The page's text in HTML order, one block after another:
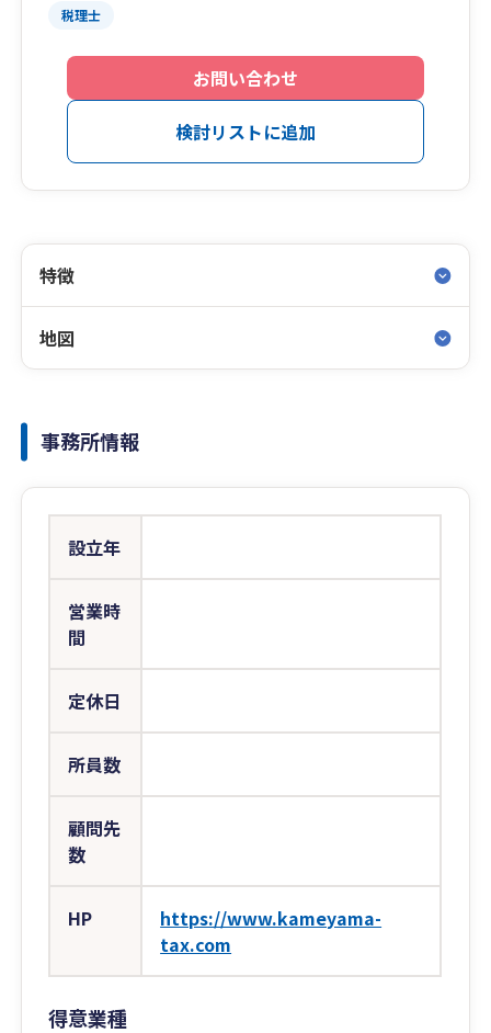
税理士
お問い合わせ
検討リストに追加
特徴
地図
事務所情報
設立年
営業時
間
定休日
所員数
顧問先
数
HP
https://www.kameyama-
tax.com
得意業種